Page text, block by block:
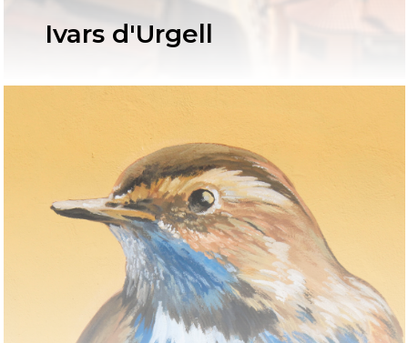
Ivars d'Urgell